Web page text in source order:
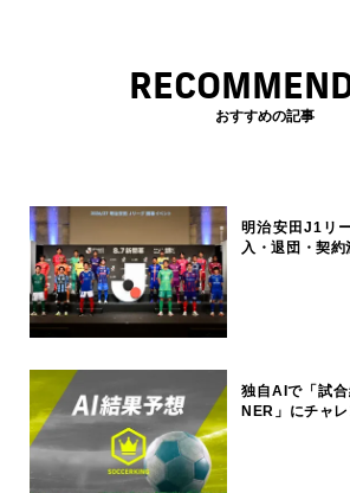
おすすめの記事
明治安田J1リ
入・退団・契
独自AIで「試
NER」にチャ